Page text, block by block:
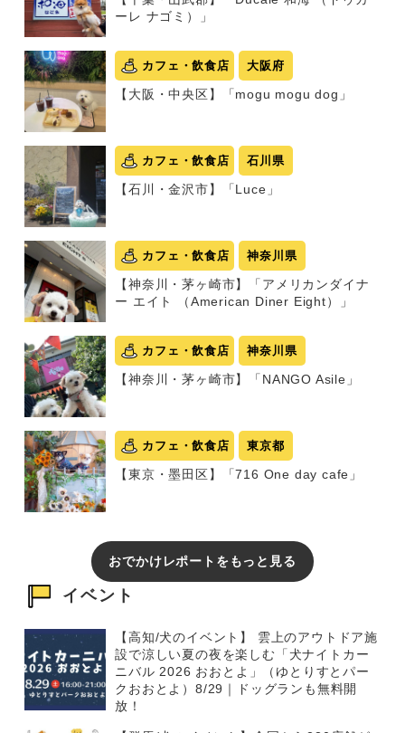
ーレ ナゴミ）」
カフェ・飲食店 大阪府
【大阪・中央区】「mogu mogu dog」
カフェ・飲食店 石川県
【石川・金沢市】「Luce」
カフェ・飲食店 神奈川県
【神奈川・茅ヶ崎市】「アメリカンダイナ
ー エイト （American Diner Eight）」
カフェ・飲食店 神奈川県
【神奈川・茅ヶ崎市】「NANGO Asile」
カフェ・飲食店 東京都
【東京・墨田区】「716 One day cafe」
おでかけレポートをもっと見る
イベント
【高知/犬のイベント】 雲上のアウトドア施
設で涼しい夏の夜を楽しむ「犬ナイトカー
ニバル 2026 おおとよ」（ゆとりすとパー
クおおとよ）8/29｜ドッグランも無料開
放！